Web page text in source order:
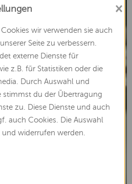
×
wir verwenden sie auch
Seite zu verbessern.
externe Dienste für
z.B. für Statistiken oder die
Durch Auswahl und
stimmst du der Übertragung
zu. Diese Dienste und auch
auch Cookies. Die Auswahl
widerrufen werden.